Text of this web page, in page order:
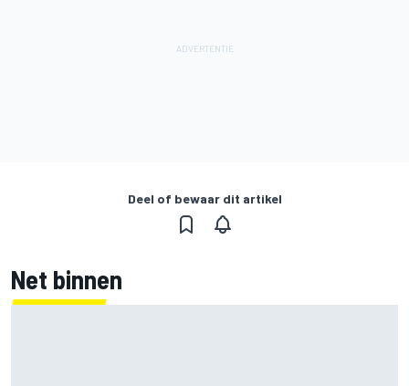
Deel of bewaar dit artikel
Net binnen